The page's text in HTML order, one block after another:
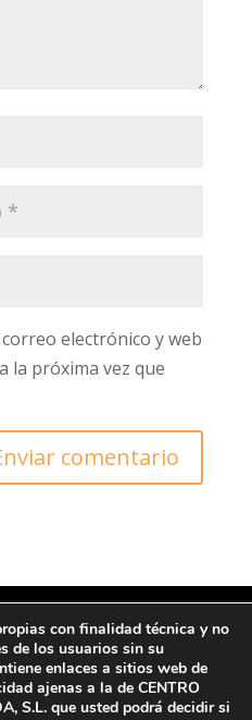
electrónico y web
la próxima vez que
con finalidad técnica y no
de los usuarios sin su
enlaces a sitios web de
ajenas a la de CENTRO
S.L. que usted podrá decidir si